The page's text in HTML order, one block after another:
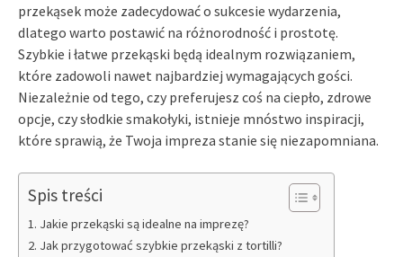
przekąsek może zadecydować o sukcesie wydarzenia,
dlatego warto postawić na różnorodność i prostotę.
Szybkie i łatwe przekąski będą idealnym rozwiązaniem,
które zadowoli nawet najbardziej wymagających gości.
Niezależnie od tego, czy preferujesz coś na ciepło, zdrowe
opcje, czy słodkie smakołyki, istnieje mnóstwo inspiracji,
które sprawią, że Twoja impreza stanie się niezapomniana.
Spis treści
Jakie przekąski są idealne na imprezę?
Jak przygotować szybkie przekąski z tortilli?